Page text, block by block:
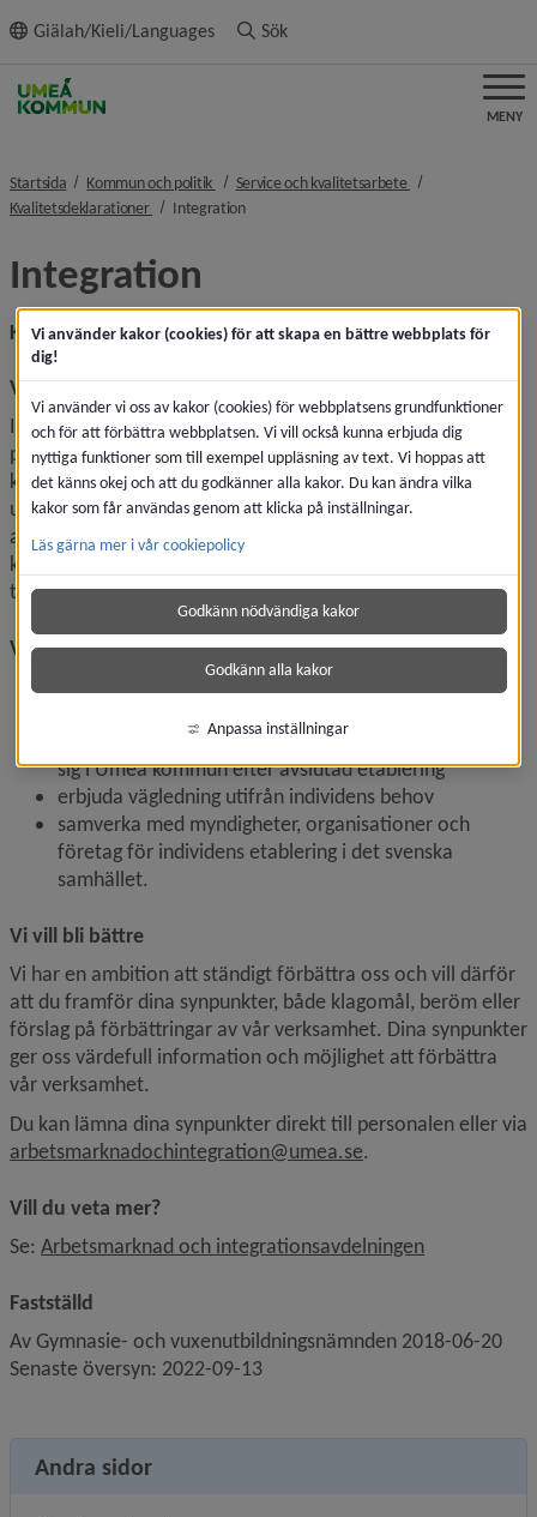
innehållet
Giälah/Kieli/Languages Sök
MENY
Startsida Kommun och politik nivå i brödsmulenavigeringen
Service och kvalitetsarbete nivå i
Kvalitetsdeklarationer nivå i brödsmulenavigeringen
Integrationnivå i brödsmulenavigeringen
Integration
Kvalitetsdeklaration
Vårt uppdrag
Integration arbetar med mottagandet av nyanlända vuxna
personer och deras familjer som blir anvisade till Umeå
kommun via Migrationsverket efter att de har fått
uppehållstillstånd. Den nyanlände har antingen bott på ett
anläggningsboende i en kommun i Sverige, eller kommit på
kvot från FN:s flyktingorgan UNHCR eller som anknytning
till en familjemedlem eller ett ensamkommande barn.
Vi lovar
se till att Umeå kommun uppfyller de skyldigheter vi
bidra till att nyanlända får förutsättningar att bosätta
sig i Umeå kommun efter avslutad etablering
erbjuda vägledning utifrån individens behov
samverka med myndigheter, organisationer och
företag för individens etablering i det svenska
samhället.
Vi vill bli bättre
Vi har en ambition att ständigt förbättra oss och vill därför
att du framför dina synpunkter, både klagomål, beröm eller
förslag på förbättringar av vår verksamhet. Dina synpunkter
ger oss värdefull information och möjlighet att förbättra
vår verksamhet.
arbetsmarknadochintegration@umea.se.
Vill du veta mer?
Se: Arbetsmarknad och integrationsavdelningen
Fastställd
Av Gymnasie- och vuxenutbildningsnämnden 2018-06-20
Senaste översyn: 2022-09-13
Andra sidor
Vi använder kakor (cookies) för att skapa en bättre webbplats för
dig!
Vi använder vi oss av kakor (cookies) för webbplatsens grundfunktioner
och för att förbättra webbplatsen. Vi vill också kunna erbjuda dig
nyttiga funktioner som till exempel uppläsning av text. Vi hoppas att
det känns okej och att du godkänner alla kakor. Du kan ändra vilka
kakor som får användas genom att klicka på inställningar.
Läs gärna mer i vår cookiepolicy
Godkänn nödvändiga kakor
Godkänn alla kakor
Anpassa inställningar